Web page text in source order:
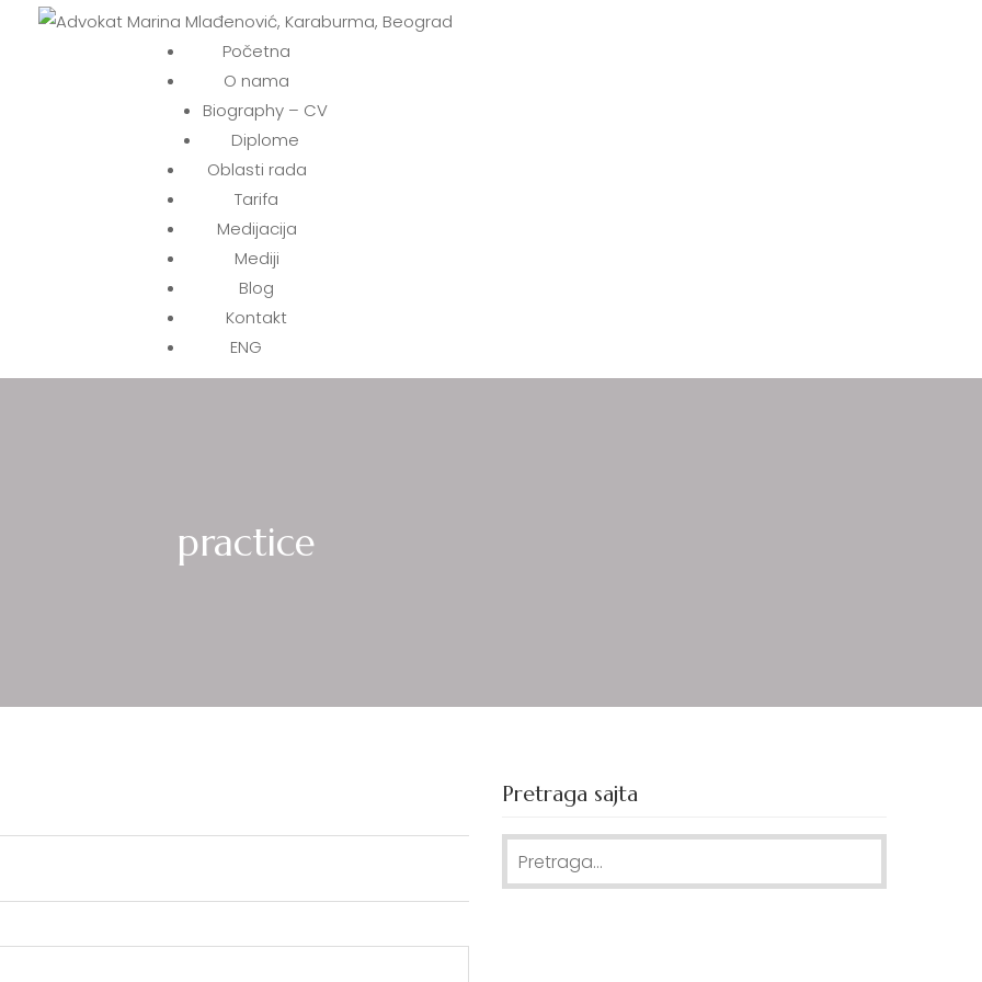
Karaburma, Beograd
Početna
O nama
Biography – CV
Diplome
Oblasti rada
Tarifa
Medijacija
Mediji
Blog
Kontakt
ENG
practice
Pretraga sajta
for: